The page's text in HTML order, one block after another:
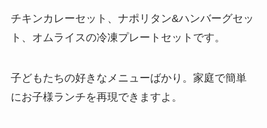
チキンカレーセット、ナポリタン&ハンバーグセッ
ト、オムライスの冷凍プレートセットです。
子どもたちの好きなメニューばかり。家庭で簡単
にお子様ランチを再現できますよ。